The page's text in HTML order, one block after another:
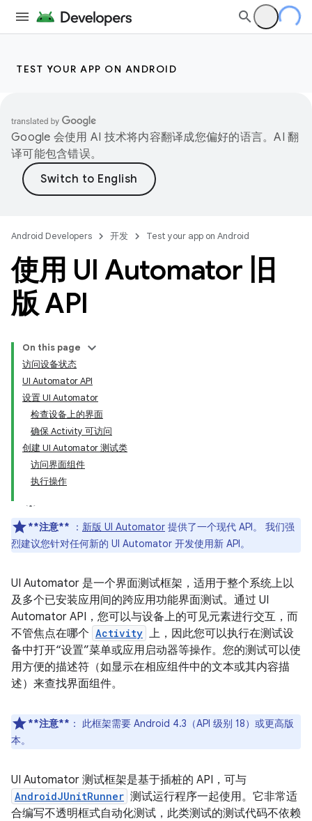
TEST YOUR APP ON ANDROID
Google 会使用 AI 技术将内容翻译成您偏好的语言。AI 翻
译可能包含错误。
Android Developers 开发 Test your app on Android
使用 UI Automator 旧
版 API
On this page
访问设备状态
UI Automator API
设置 UI Automator
检查设备上的界面
确保 Activity 可访问
创建 UI Automator 测试类
访问界面组件
执行操作
**注意** ： 新版 UI Automator 提供了一个现代 API。 我们强
烈建议您针对任何新的 UI Automator 开发使用新 API。
UI Automator 是一个界面测试框架，适用于整个系统上以
及多个已安装应用间的跨应用功能界面测试。通过 UI
Automator API，您可以与设备上的可见元素进行交互，而
不管焦点在哪个 Activity 上，因此您可以执行在测试设
备中打开“设置”菜单或应用启动器等操作。您的测试可以使
用方便的描述符（如显示在相应组件中的文本或其内容描
述）来查找界面组件。
**注意** ：
此框架需要 Android 4.3（API 级别 18）或更高版
本。
UI Automator 测试框架是基于插桩的 API，可与
AndroidJUnitRunner 测试运行程序一起使用。它非常适
合编写不透明框式自动化测试，此类测试的测试代码不依赖